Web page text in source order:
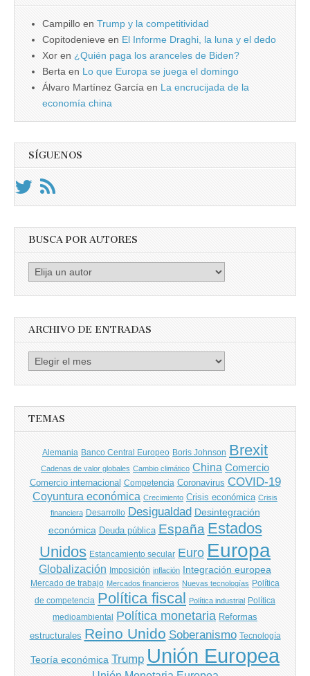
Campillo en Trump y la competitividad
Copitodenieve en El Informe Draghi, la luna y el dedo
Xor en ¿Quién paga los aranceles de Biden?
Berta en Lo que Europa se juega el domingo
Álvaro Martínez García en La encrucijada de la
economía china
SÍGUENOS
BUSCA POR AUTORES
Busca
ARCHIVO DE ENTRADAS
Archivo
TEMAS
Alemania Banco Central Europeo Boris Johnson Brexit
Cadenas de valor globales Cambio climático China Comercio
Comercio internacional Competencia Coronavirus COVID-19
Coyuntura económica Crecimiento Crisis económica Crisis
financiera
Desarrollo Desigualdad Desintegración
económica Deuda pública España Estados
Unidos Estancamiento secular Euro Europa
Globalización Imposición inflación Integración europea
Mercado de trabajo Mercados financieros Nuevas tecnologías Política
de competencia Política fiscal Política industrial
Política
medioambiental Política monetaria Reformas
estructurales Reino Unido Soberanismo Tecnología
Teoría económica Trump Unión Europea